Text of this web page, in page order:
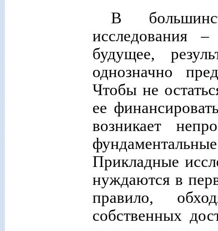
В
исследования
будущее,
однозначно
Чтобы не
ее
возникает
Прикладные
нуждаются в
правило,
собственных